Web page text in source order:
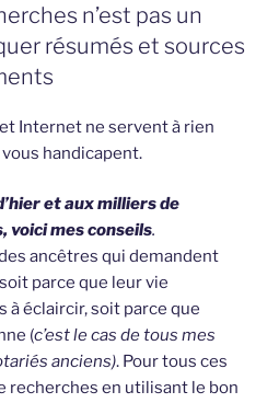
n’est pas un
résumés et sources
Internet ne servent à rien
handicapent.
et aux milliers de
voici mes conseils.
ancêtres qui demandent
parce que leur vie
éclaircir, soit parce que
(c’est le cas de tous mes
anciens). Pour tous ces
recherches en utilisant le bon